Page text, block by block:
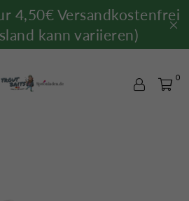
4,50€ Versandkostenfrei
kann variieren)
0